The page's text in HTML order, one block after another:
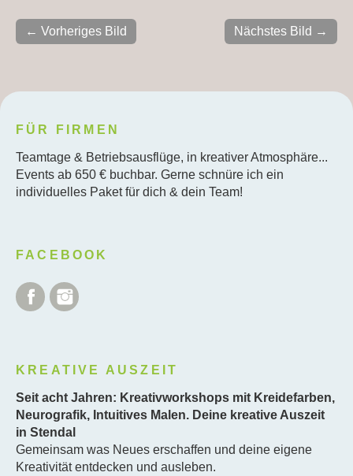
← Vorheriges Bild Nächstes Bild →
FÜR FIRMEN
Teamtage & Betriebsausflüge, in kreativer Atmosphäre...
Events ab 650 € buchbar. Gerne schnüre ich ein
individuelles Paket für dich & dein Team!
FACEBOOK
Facebook
KREATIVE AUSZEIT
Seit acht Jahren: Kreativworkshops mit Kreidefarben,
Neurografik, Intuitives Malen. Deine kreative Auszeit
in Stendal
Gemeinsam was Neues erschaffen und deine eigene
Kreativität entdecken und ausleben.